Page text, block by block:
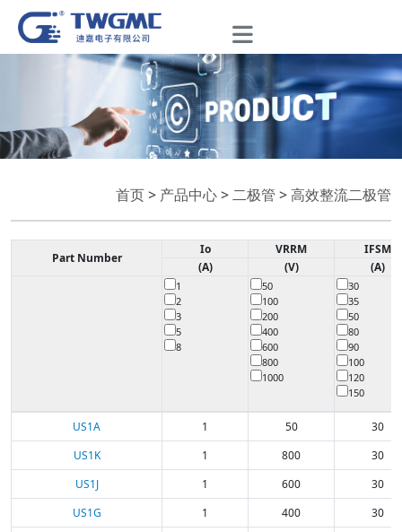
首页> 产品中心>二极管 >高效整流二极管
Part Number
Io VRRM
IFSM
(A)
(V) (A)
1
2
3
5
8
50
100
200
400
600
800
1000
30
35
50
80
90
100
120
150
US1A 1 50
30
US1K
1 800
30
US1J
1 600
30
US1G
1 400
30